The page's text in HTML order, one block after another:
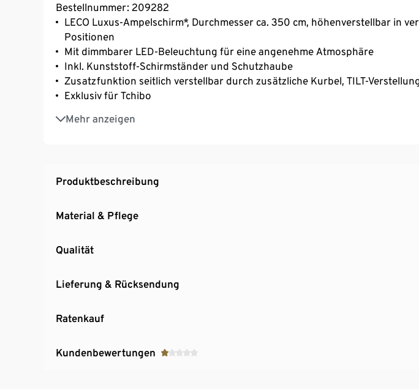
Bestellnummer: 209282
LECO Luxus-Ampelschirm*, Durchmesser ca. 350 cm, höhenverstellbar in
Positionen
Mit dimmbarer LED-Beleuchtung für eine angenehme Atmosphäre
Inkl. Kunststoff-Schirmständer und Schutzhaube
Zusatzfunktion seitlich verstellbar durch zusätzliche Kurbel, TILT-
Exklusiv für Tchibo
Mehr anzeigen
*Lieferung ohne Schirmständer-Füllung: Wasser, Kies etc. separat zu
Produktbeschreibung
Material & Pflege
Qualität
Lieferung & Rücksendung
Ratenkauf
Kundenbewertungen